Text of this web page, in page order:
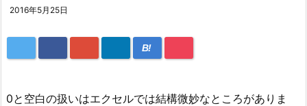
2016年5月25日
B!
0と空白の扱いはエクセルでは結構微妙なところがありま